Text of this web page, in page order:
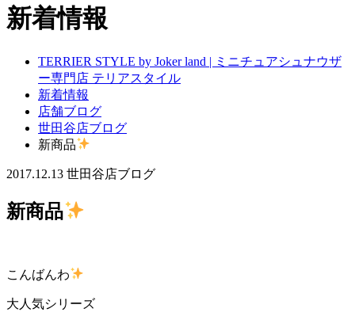
新着情報
TERRIER STYLE by Joker land | ミニチュアシュナウザ
ー専門店 テリアスタイル
新着情報
店舗ブログ
世田谷店ブログ
新商品
2017.12.13 世田谷店ブログ
新商品
こんばんわ
大人気シリーズ